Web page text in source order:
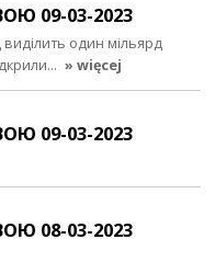
09-03-2023
виділить один мільярд
» więcej
09-03-2023
08-03-2023